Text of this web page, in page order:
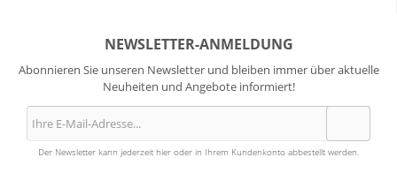
NEWSLETTER-ANMELDUNG
Abonnieren Sie unseren Newsletter und bleiben immer über aktuelle
Neuheiten und Angebote informiert!
Der Newsletter kann jederzeit hier oder in Ihrem Kundenkonto abbestellt werden.